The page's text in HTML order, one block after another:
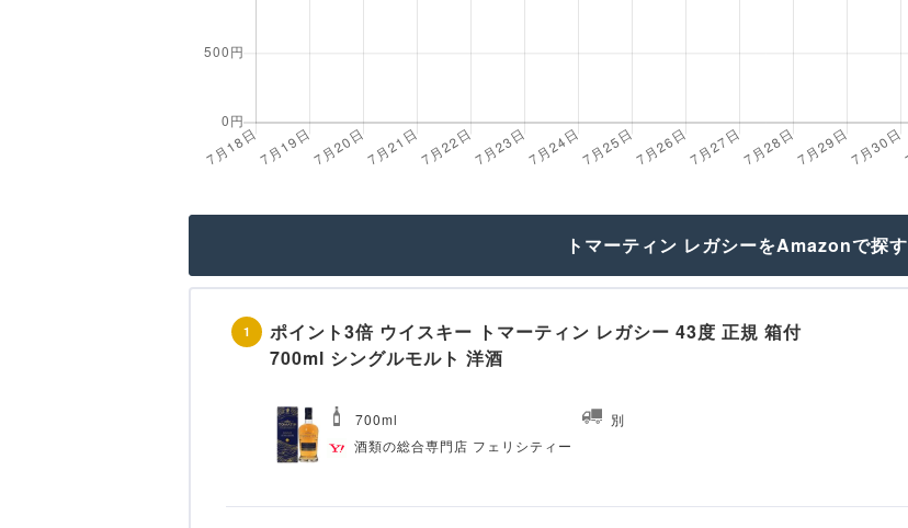
トマーティン レガシーをAmazonで探す
1
ポイント3倍 ウイスキー トマーティン レガシー 43度 正規 箱付
700ml シングルモルト 洋酒
700ml
別
酒類の総合専門店 フェリシティー